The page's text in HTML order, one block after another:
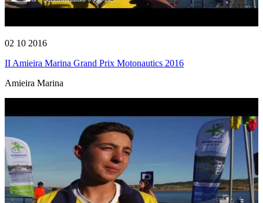
02 10 2016
II Amieira Marina Grand Prix Motonautics 2016
Amieira Marina